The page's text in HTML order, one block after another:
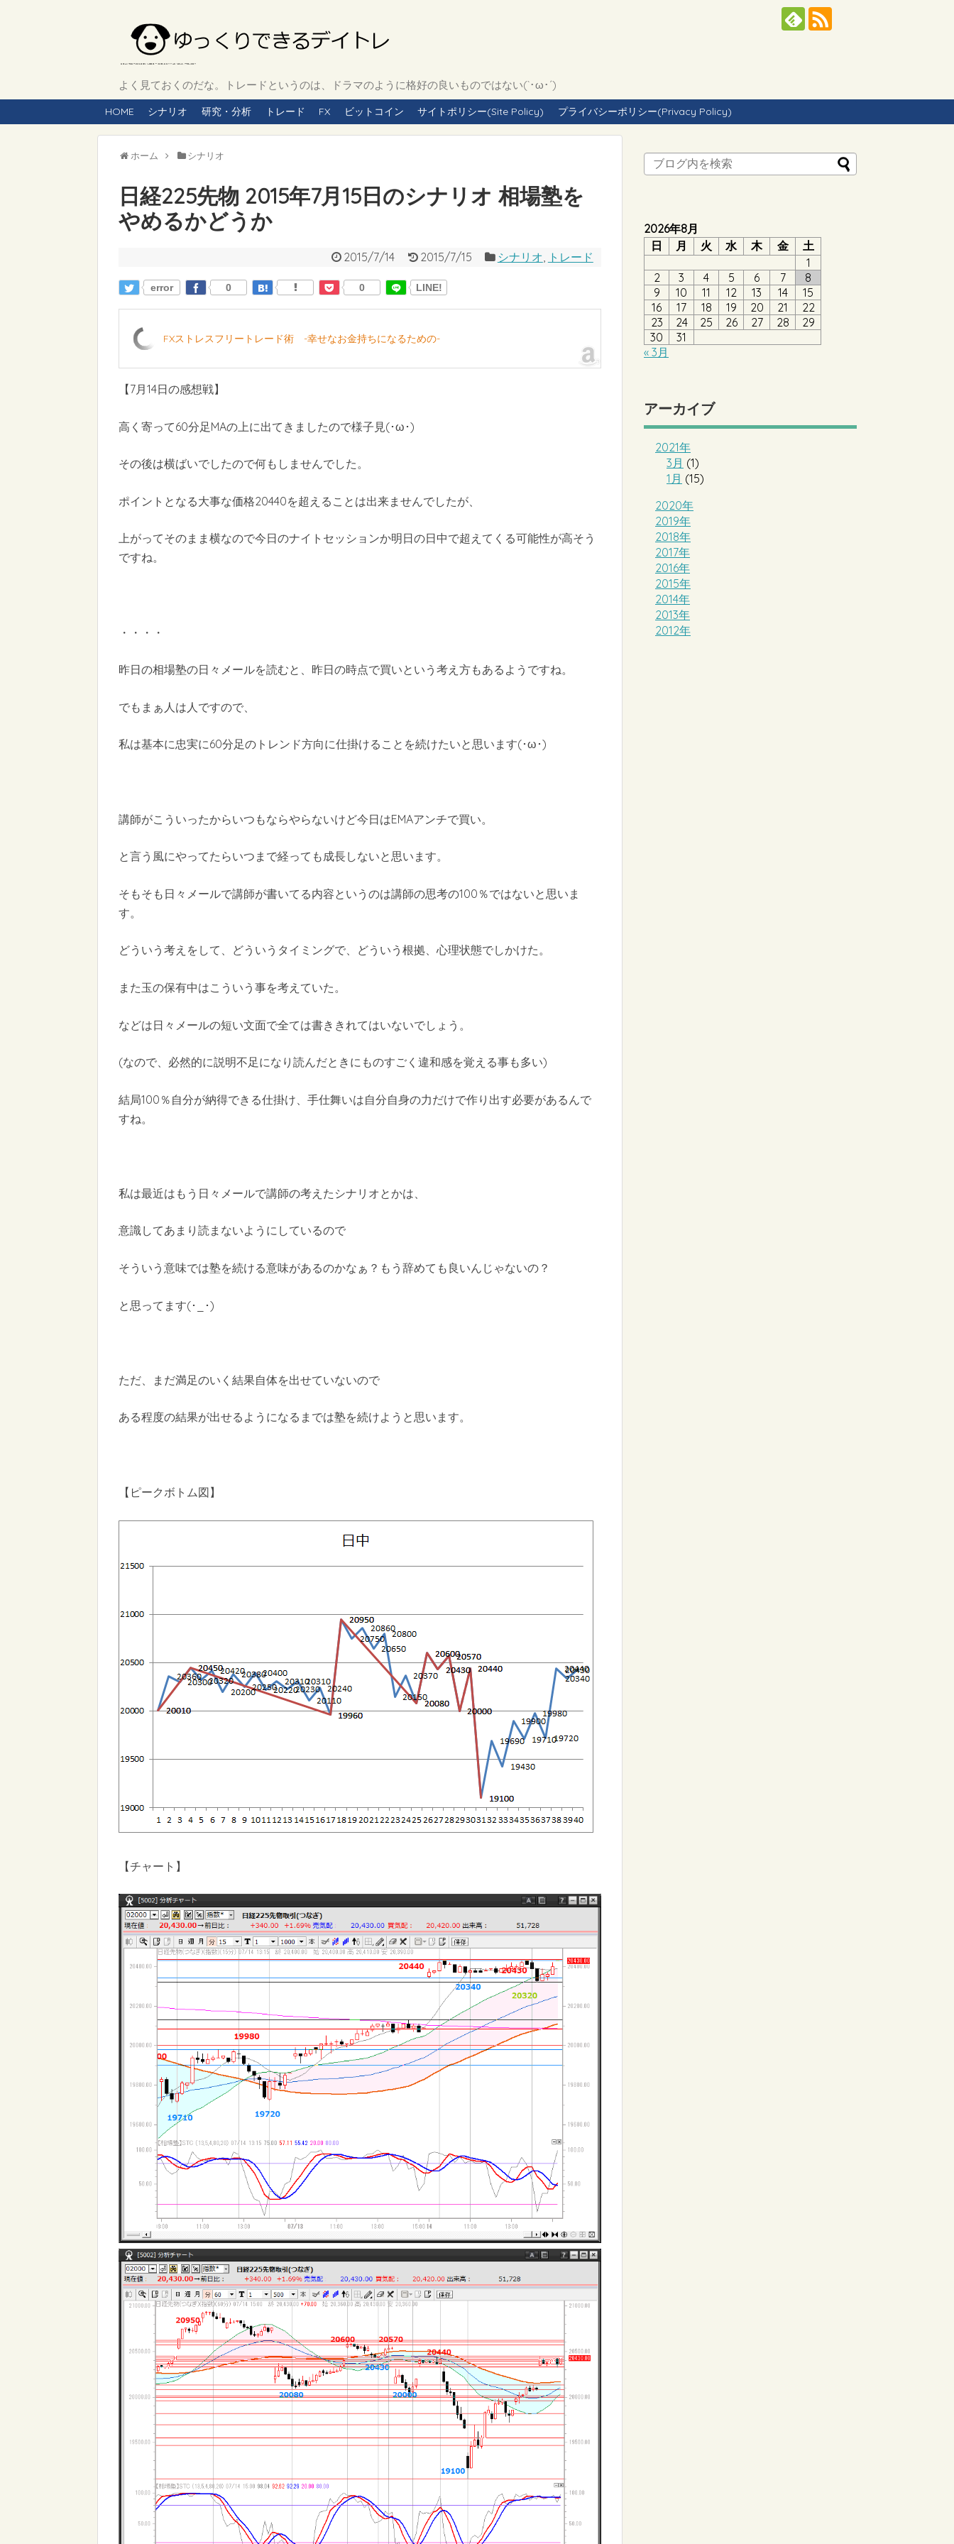
よく見ておくのだな。トレードというのは、ドラマのように格好の良いものではない(`･ω･´)
HOME シナリオ 研究・分析 トレード FX ビットコイン サイトポリシー(Site Policy) プライバシーポリシー(Privacy Policy)
ホーム シナリオ
日経225先物 2015年7月15日のシナリオ 相場塾を
やめるかどうか
2015/7/14 2015/7/15 シナリオ, トレード
error 0 0 LINE!
FXストレスフリートレード術 -幸せなお金持ちになるための-
【7月14日の感想戦】
高く寄って60分足MAの上に出てきましたので様子見(･ω･)
その後は横ばいでしたので何もしませんでした。
ポイントとなる大事な価格20440を超えることは出来ませんでしたが、
上がってそのまま横なので今日のナイトセッションか明日の日中で超えてくる可能性が高そう
ですね。
・・・・
昨日の相場塾の日々メールを読むと、昨日の時点で買いという考え方もあるようですね。
でもまぁ人は人ですので、
私は基本に忠実に60分足のトレンド方向に仕掛けることを続けたいと思います(･ω･)
講師がこういったからいつもならやらないけど今日はEMAアンチで買い。
と言う風にやってたらいつまで経っても成長しないと思います。
そもそも日々メールで講師が書いてる内容というのは講師の思考の100％ではないと思いま
す。
どういう考えをして、どういうタイミングで、どういう根拠、心理状態でしかけた。
また玉の保有中はこういう事を考えていた。
などは日々メールの短い文面で全ては書ききれてはいないでしょう。
(なので、必然的に説明不足になり読んだときにものすごく違和感を覚える事も多い)
結局100％自分が納得できる仕掛け、手仕舞いは自分自身の力だけで作り出す必要があるんで
すね。
私は最近はもう日々メールで講師の考えたシナリオとかは、
意識してあまり読まないようにしているので
そういう意味では塾を続ける意味があるのかなぁ？もう辞めても良いんじゃないの？
と思ってます(･_･)
ただ、まだ満足のいく結果自体を出せていないので
ある程度の結果が出せるようになるまでは塾を続けようと思います。
【ピークボトム図】
【チャート】
2026年8月
日
月 火 水 木 金
土
1
2
3 4 5 6 7
8
9
10 11 12 13 14
15
16
17 18 19 20 21
22
23
24 25 26 27 28
29
30
31
« 3月
アーカイブ
2021年
3月 (1)
1月 (15)
2020年
2019年
2018年
2017年
2016年
2015年
2014年
2013年
2012年